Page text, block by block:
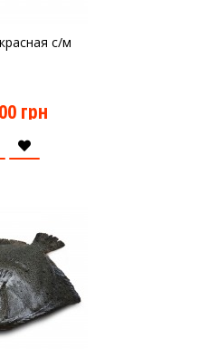
с/м
грн